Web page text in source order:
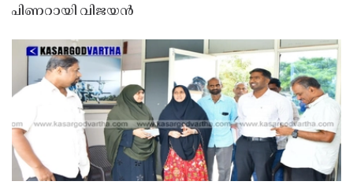
പിണറായി വിജയൻ